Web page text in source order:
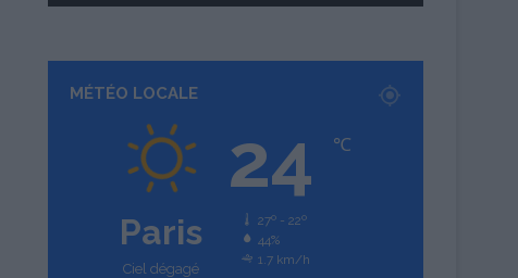
MÉTÉO LOCALE
Paris
Ciel dégagé
24 ℃
27º - 22º
44%
1.7 km/h